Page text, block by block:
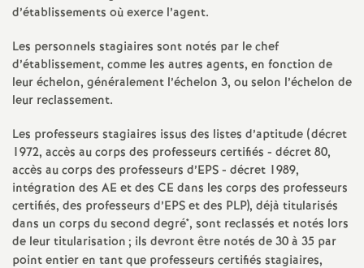
g
r
é
O
r
l
d’établissements où exerce l’agent.
Les personnels stagiaires sont notés par le chef
d’établissement, comme les autres agents, en fonction de
leur échelon, généralement l’échelon 3, ou selon l’échelon de
leur reclassement.
Les professeurs stagiaires issus des listes d’aptitude (décret
1972, accès au corps des professeurs certifiés - décret 80,
accès au corps des professeurs d’EPS - décret 1989,
intégration des AE et des CE dans les corps des professeurs
certifiés, des professeurs d’EPS et des PLP), déjà titularisés
dans un corps du second degré*, sont reclassés et notés lors
de leur titularisation; ils devront être notés de 30 à 35 par
point entier en tant que professeurs certifiés stagiaires,